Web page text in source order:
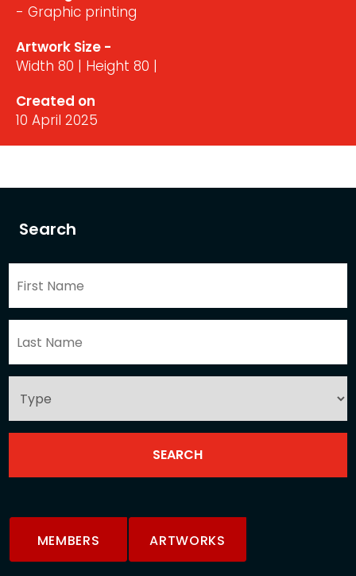
Search
MEMBERS ARTWORKS
- Graphic printing
Artwork Size -
Width 80 | Height 80 |
Created on
10 April 2025